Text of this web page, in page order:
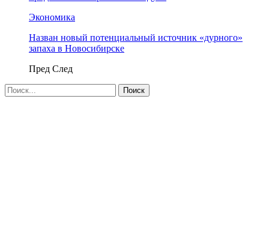
Экономика
Назван новый потенциальный источник «дурного»
запаха в Новосибирске
Пред След